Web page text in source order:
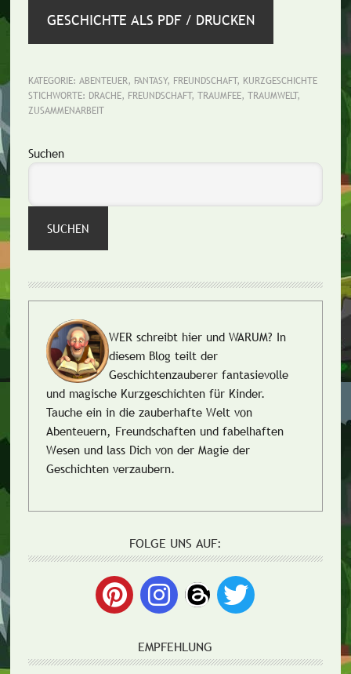
GESCHICHTE ALS PDF / DRUCKEN
KATEGORIE: ABENTEUER, FANTASY, FREUNDSCHAFT, KURZGESCHICHTE
STICHWORTE: DRACHE, FREUNDSCHAFT, TRAUMFEE, TRAUMWELT,
ZUSAMMENARBEIT
Seitenspalte
Suchen
SUCHEN
WER schreibt hier und WARUM? In
diesem Blog teilt der
Geschichtenzauberer fantasievolle
und magische Kurzgeschichten für Kinder.
Tauche ein in die zauberhafte Welt von
Abenteuern, Freundschaften und fabelhaften
Wesen und lass Dich von der Magie der
Geschichten verzaubern.
FOLGE UNS AUF:
EMPFEHLUNG